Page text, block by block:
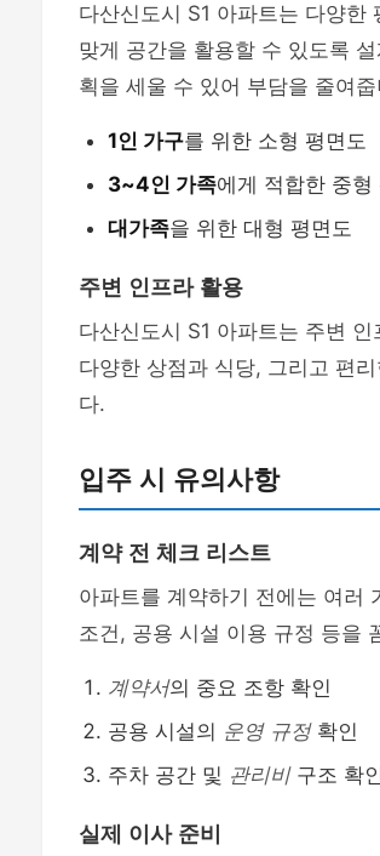
다산신도시 S1 아파트는 다양한
맞게 공간을 활용할 수 있도록
획을 세울 수 있어 부담을 줄여
1인 가구를 위한 소형 평면도
3~4인 가족에게 적합한 중형
대가족을 위한 대형 평면도
주변 인프라 활용
다산신도시 S1 아파트는 주변
다양한 상점과 식당, 그리고 편
다.
입주 시 유의사항
계약 전 체크 리스트
아파트를 계약하기 전에는 여러
조건, 공용 시설 이용 규정 등을
계약서의 중요 조항 확인
공용 시설의 운영 규정확인
주차 공간 및 관리비구조 확
실제 이사 준비